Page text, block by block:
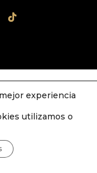
empresa
los derechos
experiencia
utilizamos o